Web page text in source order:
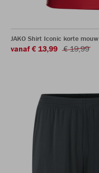
JAKO Shirt Iconic korte mouw
vanaf € 13,99 € 19,99